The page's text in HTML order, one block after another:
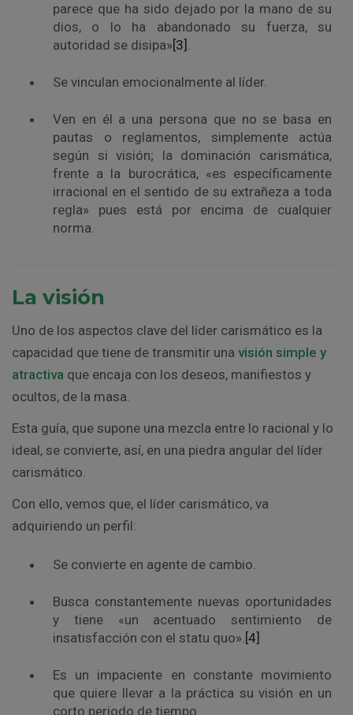
parece que ha sido dejado por la mano de su
dios, o lo ha abandonado su fuerza, su
autoridad se disipa» [3] .
Se vinculan emocionalmente al líder.
Ven en él a una persona que no se basa en
pautas o reglamentos, simplemente actúa
según si visión; la dominación carismática,
frente a la burocrática, «es específicamente
irracional en el sentido de su extrañeza a toda
regla» pues está por encima de cualquier
norma.
La visión
Uno de los aspectos clave del líder carismático es la
capacidad que tiene de transmitir una visión simple y
atractiva que encaja con los deseos, manifiestos y
ocultos, de la masa.
Esta guía, que supone una mezcla entre lo racional y lo
ideal, se convierte, así, en una piedra angular del líder
carismático.
Con ello, vemos que, el líder carismático, va
adquiriendo un perfil:
Se convierte en agente de cambio.
Busca constantemente nuevas oportunidades
y tiene «un acentuado sentimiento de
insatisfacción con el statu quo». [4]
Es un impaciente en constante movimiento
que quiere llevar a la práctica su visión en un
corto periodo de tiempo.